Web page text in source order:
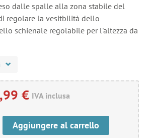
dalle spalle alla zona stabile del
regolare la vesitbilità dello
schienale regolabile per l'altezza da
€ IVA inclusa
Aggiungere al carrello